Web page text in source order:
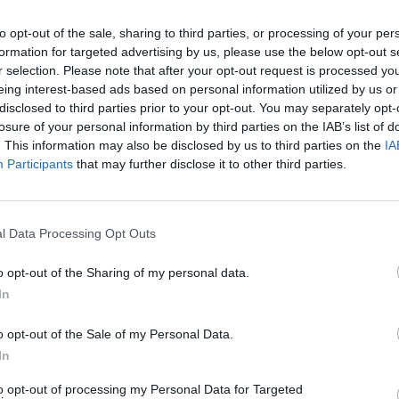
opt-out of the sale, sharing to third parties, or processing of your
for targeted advertising by us, please use the below opt-out
selection. Please note that after your opt-out request is processed
interest-based ads based on personal information utilized by us
to third parties prior to your opt-out. You may separately
of your personal information by third parties on the IAB’s list of
This information may also be disclosed by us to third parties on the
Participants that may further disclose it to other third parties.
Data Processing Opt Outs
opt-out of the Sharing of my personal data.
opt-out of the Sale of my Personal Data.
opt-out of processing my Personal Data for Targeted
nabízející jihomořské
načechrané vějíře
rýžová pole, zářivě bílé
žárovek aneb Srpen
si ale ještě krásně užili
ale je, že vás během
Nejdřív to byl text o
nimž by elektřinu mohla
ovýrobě fotovoltaických
měď a zinek
klimatizace a jiné letní